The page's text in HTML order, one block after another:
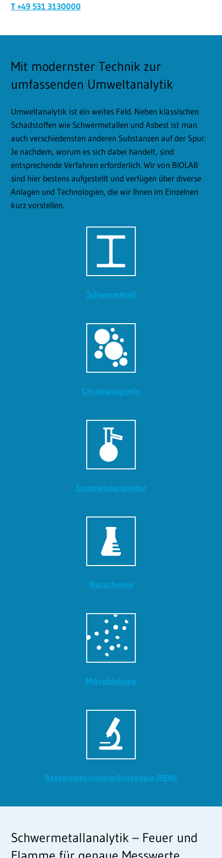
T +49 531 3130000
Mit modernster Technik zur
umfassenden Umweltanalytik
Umweltanalytik ist ein weites Feld. Neben klassischen
Schadstoffen wie Schwermetallen und Asbest ist man
auch verschiedensten anderen Substanzen auf der Spur.
Je nachdem, worum es sich dabei handelt, sind
entsprechende Verfahren erforderlich. Wir von BIOLAB
sind hier bestens aufgestellt und verfügen über diverse
Anlagen und Technologien, die wir Ihnen im Einzelnen
kurz vorstellen.
Schwermetall
Chromatografie
Summenparameter
Nasschemie
Mikrobiologie
Rasterelektronen­mikroskopie (REM)
Schwermetallanalytik – Feuer und